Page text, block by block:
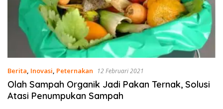
Berita, Inovasi, Peternakan 12 Februari 2021
Olah Sampah Organik Jadi Pakan Ternak, Solusi
Atasi Penumpukan Sampah